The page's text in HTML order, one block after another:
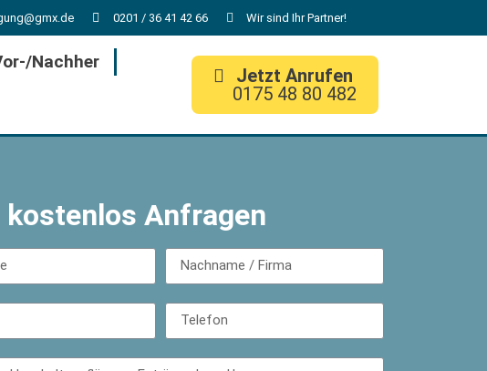
0201 / 36 41 42 66 Wir sind Ihr Partner!
Nachher
Jetzt Anrufen
0175 48 80 482
Anfragen